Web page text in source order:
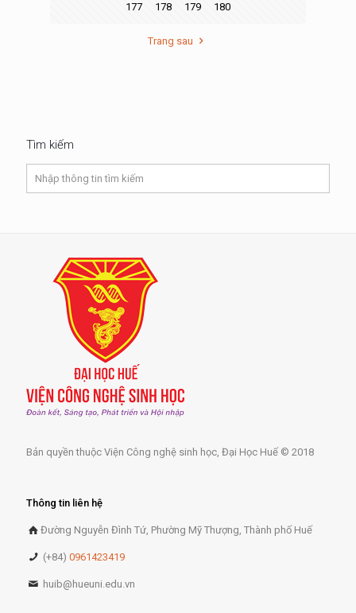
177 178 179 180
Trang sau
Tìm kiếm
Bản quyền thuộc Viện Công nghệ sinh học, Đại Học Huế © 2018
Thông tin liên hệ
Đường Nguyễn Đình Tứ, Phường Mỹ Thượng, Thành phố Huế
(+84)0961423419
huib@hueuni.edu.vn